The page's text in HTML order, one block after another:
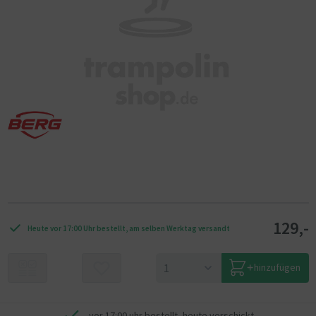
Heute vor 17:00 Uhr bestellt, am selben Werktag versandt 129,-
hinzufügen